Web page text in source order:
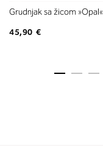
Grudnjak sa žicom »Opal«
45,90 €